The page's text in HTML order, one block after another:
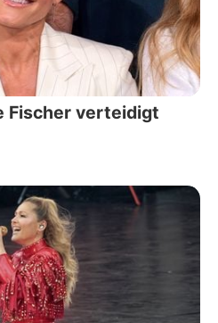
Fischer verteidigt